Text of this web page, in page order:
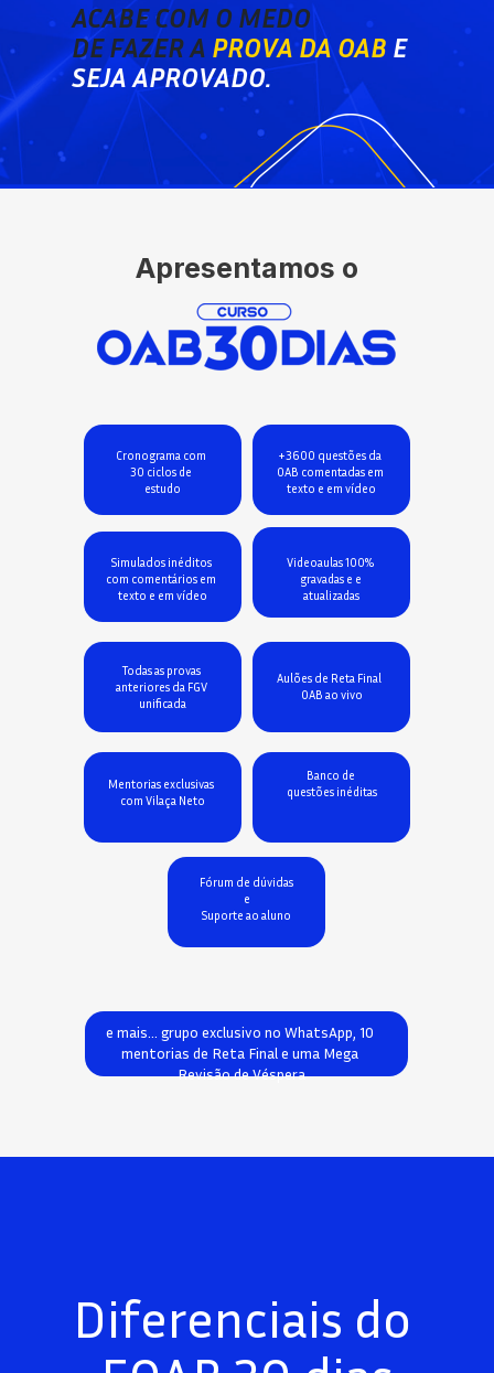
ACABE COM O MEDO
DE FAZER A PROVA DA OAB E
SEJA APROVADO.
Apresentamos o
Simulados inéditos
com comentários em
texto e em vídeo
Cronograma com
30 ciclos de
estudo
Aulões de Reta Final
OAB ao vivo
Banco de
questões inéditas
Videoaulas 100%
gravadas e e
atualizadas
Mentorias exclusivas
com Vilaça Neto
+3600 questões da
OAB comentadas em
texto e em vídeo
Fórum de dúvidas
e
Suporte ao aluno
Todas as provas
anteriores da FGV
unificada
e mais... grupo exclusivo no WhatsApp, 10
mentorias de Reta Final e uma Mega
Revisão de Véspera
Diferenciais do